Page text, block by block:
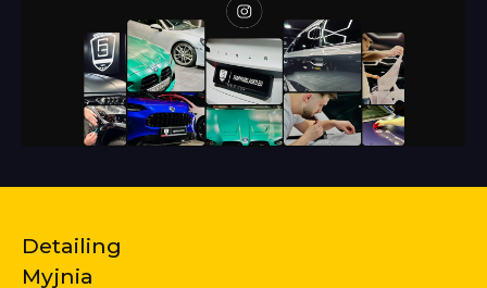
Detailing
Myjnia